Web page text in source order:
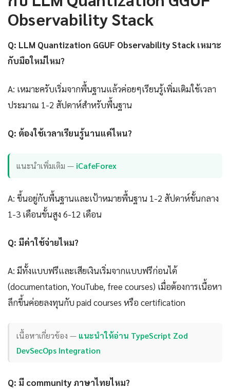
Observability Stack
Q: LLM Quantization GGUF Observability Stack เหมาะ
กับมือใหม่ไหม?
A: เหมาะครับเริ่มจากพื้นฐานแล้วค่อยๆเรียนรู้เพิ่มเติมใช้เวลา
ประมาณ 1-2 สัปดาห์สำหรับพื้นฐาน
Q: ต้องใช้เวลาเรียนรู้นานแค่ไหน?
แนะนำเพิ่มเติม — iCafeForex
A: ขึ้นอยู่กับพื้นฐานและเป้าหมายพื้นฐาน 1-2 สัปดาห์ขั้นกลาง
1-3 เดือนขั้นสูง 6-12 เดือน
Q: มีค่าใช้จ่ายไหม?
A: มีทั้งแบบฟรีและเสียเงินเริ่มจากแบบฟรีก่อนได้
(documentation, YouTube, free courses) เมื่อต้องการเนื้อหา
ลึกขึ้นค่อยลงทุนกับ paid courses หรือ certification
เนื้อหาเกี่ยวข้อง — แนะนำให้อ่าน TypeScript Zod
DevSecOps Integration
Q: มี community ภาษาไทยไหม?